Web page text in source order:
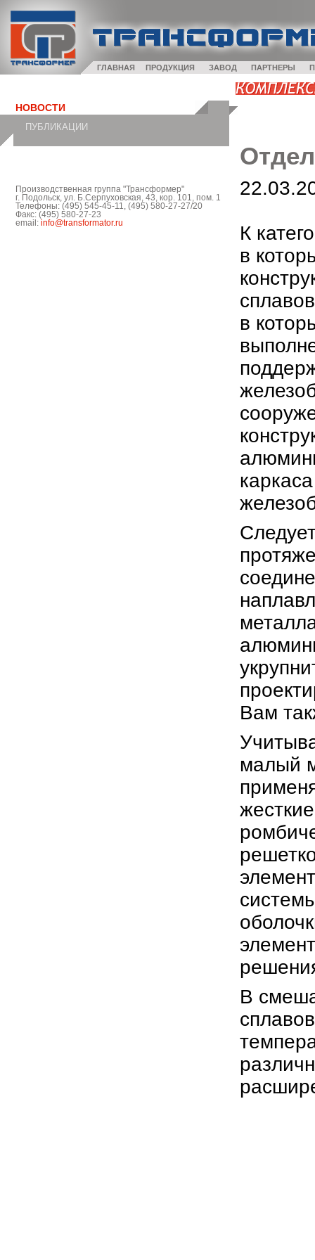
ГЛАВНАЯ ПРОДУКЦИЯ ЗАВОД ПАРТНЕРЫ
НОВОСТИ
ПУБЛИКАЦИИ
Производственная группа "Трансформер"
г. Подольск, ул. Б.Серпуховская, 43, кор. 101, пом. 1
Телефоны: (495) 545-45-11, (495) 580-27-27/20
Факс: (495) 580-27-23
email: info@transformator.ru
К
в
в
Вам
малый
В